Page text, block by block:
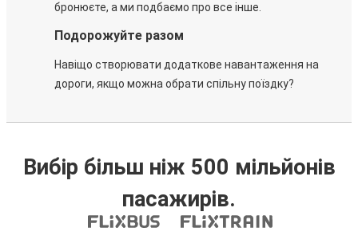
бронюєте, а ми подбаємо про все інше.
Подорожуйте разом
Навіщо створювати додаткове навантаження на
дороги, якщо можна обрати спільну поїздку?
Вибір більш ніж 500 мільйонів
пасажирів.